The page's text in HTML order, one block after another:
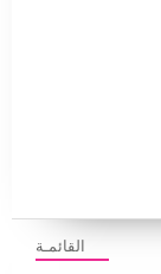
القائمـة